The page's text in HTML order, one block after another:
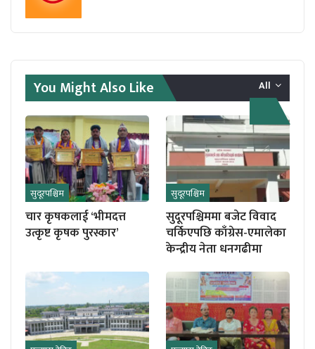
All
You Might Also Like
सुदूरपश्चिम
चार कृषकलाई ‘भीमदत्त
उत्कृष्ट कृषक पुरस्कार’
सुदूरपश्चिम
सुदूरपश्चिममा बजेट विवाद
चर्किएपछि काँग्रेस-एमालेका
केन्द्रीय नेता धनगढीमा